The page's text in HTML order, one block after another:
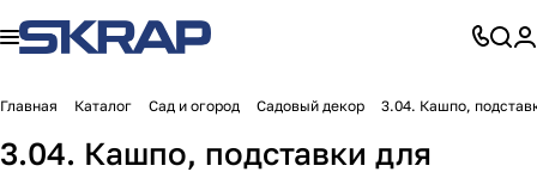
Главная Каталог Сад и огород Садовый декор 3.04. Кашпо,
3.04. Кашпо, подставки для